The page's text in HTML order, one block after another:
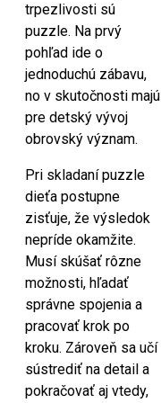
trpezlivosti sú
puzzle. Na prvý
pohľad ide o
jednoduchú zábavu,
no v skutočnosti majú
pre detský vývoj
obrovský význam.
Pri skladaní puzzle
dieťa postupne
zisťuje, že výsledok
nepríde okamžite.
Musí skúšať rôzne
možnosti, hľadať
správne spojenia a
pracovať krok po
kroku. Zároveň sa učí
sústrediť na detail a
pokračovať aj vtedy,